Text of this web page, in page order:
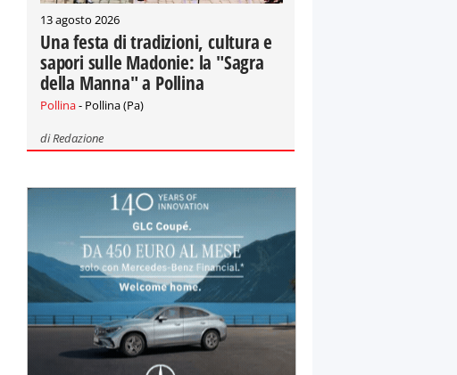
13 agosto 2026
Una festa di tradizioni, cultura e
sapori sulle Madonie: la "Sagra
della Manna" a Pollina
Pollina- Pollina (Pa)
diRedazione